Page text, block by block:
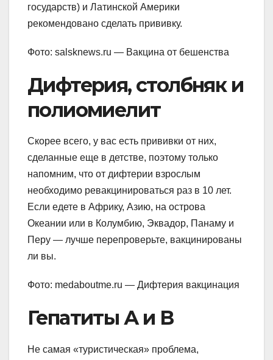
государств) и Латинской Америки
рекомендовано сделать прививку.
Фото: salsknews.ru — Вакцина от бешенства
Дифтерия, столбняк и
полиомиелит
Скорее всего, у вас есть прививки от них,
сделанные еще в детстве, поэтому только
напомним, что от дифтерии взрослым
необходимо ревакцинироваться раз в 10 лет.
Если едете в Африку, Азию, на острова
Океании или в Колумбию, Эквадор, Панаму и
Перу — лучше перепроверьте, вакцинированы
ли вы.
Фото: medaboutme.ru — Дифтерия вакцинация
Гепатиты А и В
Не самая «туристическая» проблема,